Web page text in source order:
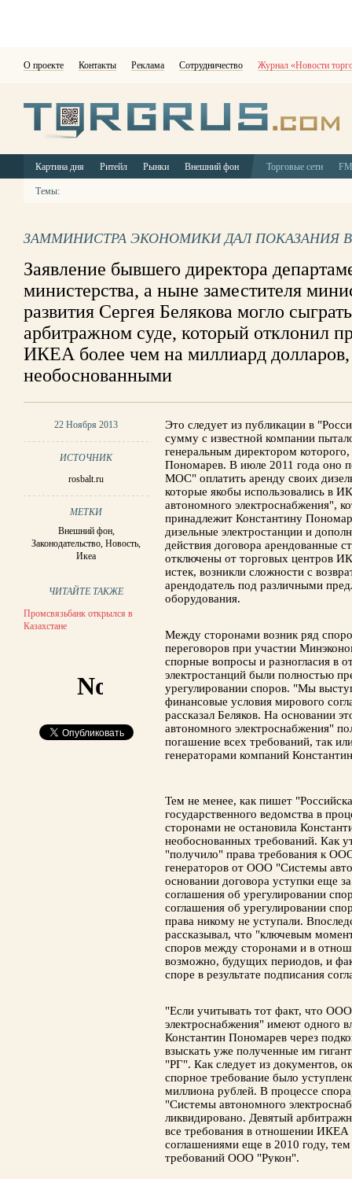
О проекте Контакты Реклама Сотрудничество Журнал «Новости
Картина дня Ритейл Рынки Внешний фон Торговые сети
Темы:
ЗАММИНИСТРА ЭКОНОМИКИ ДАЛ ПОКАЗАНИЯ
Заявление бывшего директора
министерства, а ныне заместителя
развития Сергея Белякова могло
арбитражном суде, который отклонил
ИКЕА более чем на миллиард долларов,
необоснованными
22 Ноября 2013
ИСТОЧНИК
rosbalt.ru
МЕТКИ
Внешний фон,
Законодательство,Новость,
Икеа
ЧИТАЙТЕ ТАКЖЕ
Промсвязьбанк открылся в
Казахстане
Это следует из публикации в
сумму с известной компании
генеральным директором
Пономарев. В июле 2011 года оно
МОС" оплатить аренду своих
которыe якобы использовались
автономного электроснабжения",
принадлежит Константину
дизельные электростанции и
действия договора арендованные
отключены от торговых центров
истек, возникли сложности с
арендодатель под различными
оборудования.
Между сторонами возник ряд
переговоров при участии
спорные вопросы и разногласия в
электростанций были полностью
урегулировании споров. "Мы
финансовые условия мирового
рассказал Беляков. На основании
автономного
погашение всех требований, так
генераторами компаний
Тем не менее, как пишет
государственного ведомства в
сторонами не остановила
необоснованных требований. Как
"получило" права требования к
генераторов от ООО "Системы
основании договора уступки еще
соглашения об урегулировании
соглашения об урегулировании
права никому не уступали.
рассказывал, что "ключевым
споров между сторонами и в
возможно, будущих периодов, и
споре в результате подписания
"Если учитывать тот факт, что
электроснабжения" имеют одного
Константин Пономарев через
взыскать уже полученные им
"РГ". Как следует из документов,
спорное требование было
миллиона рублей. В процессе
"Системы автономного
ликвидировано. Девятый
все требования в отношении
соглашениями еще в 2010 году,
требований ООО "Рукон".